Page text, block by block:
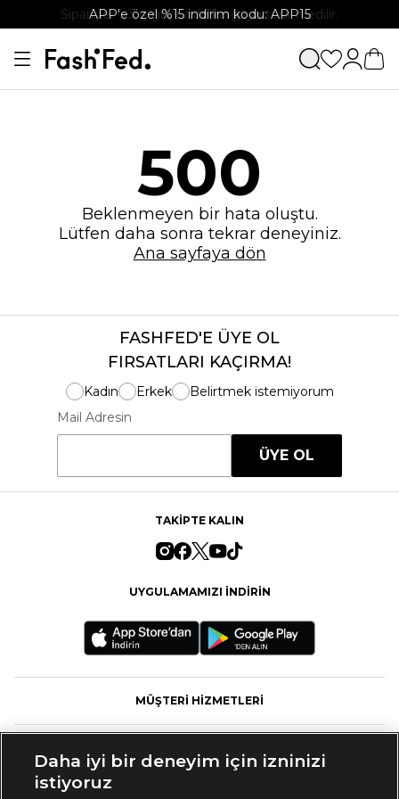
Siparişler 1-3 iş gününde kargoya teslim edilir.
APP'e özel %15 indirim kodu: APP15
500
Beklenmeyen bir hata oluştu.
Lütfen daha sonra tekrar deneyiniz.
Ana sayfaya dön
FASHFED'E ÜYE OL
FIRSATLARI KAÇIRMA!
Kadın Erkek
Belirtmek istemiyorum
Mail Adresin
ÜYE OL
TAKİPTE KALIN
UYGULAMAMIZI İNDİRİN
MÜŞTERİ HİZMETLERİ
Daha iyi bir deneyim için izninizi
istiyoruz